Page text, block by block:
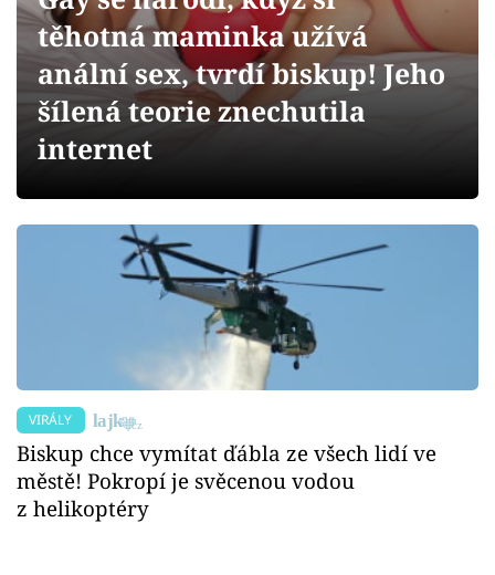
Videa
Sledujte prima+
těhotná maminka užívá
anální sex, tvrdí biskup! Jeho
šílená teorie znechutila
internet
VIRÁLY
Biskup chce vymítat ďábla ze všech lidí ve
městě! Pokropí je svěcenou vodou
z helikoptéry